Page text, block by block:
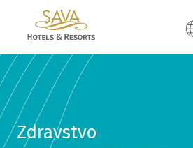
Zdravstvo